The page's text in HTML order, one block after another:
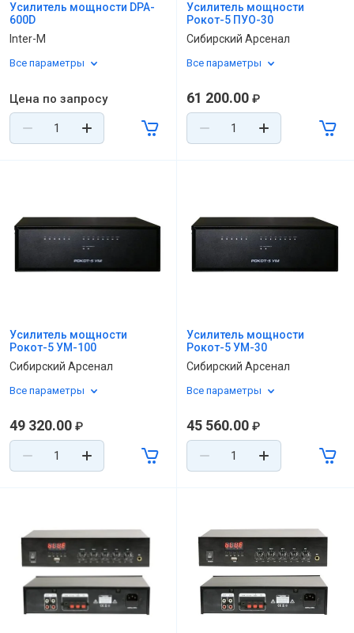
Усилитель мощности DPA-
600D
Inter-M
Все параметры
Цена по запросу
Усилитель мощности
Рокот-5 ПУО-30
Сибирский Арсенал
Все параметры
61 200.00 ₽
Усилитель мощности
Рокот-5 УМ-100
Сибирский Арсенал
Все параметры
49 320.00 ₽
Усилитель мощности
Рокот-5 УМ-30
Сибирский Арсенал
Все параметры
45 560.00 ₽